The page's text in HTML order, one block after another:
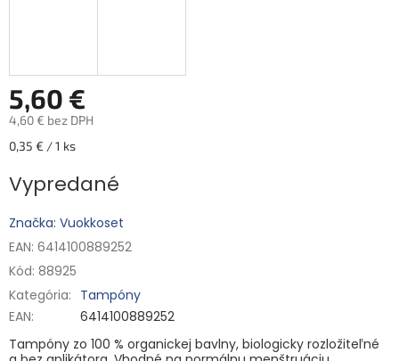
5,60 €
4,60 € bez DPH
Jednotková
0,35 € / 1 ks
Vypredané
Značka: Vuokkoset
EAN: 6414100889252
Kód: 88925
Kategória: Tampóny
EAN:
6414100889252
Tampóny zo 100 % organickej bavlny, biologicky rozložiteľné